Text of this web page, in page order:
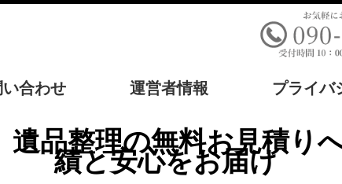
い合わせ 運営者情報 プライバ
績と安心をお届け